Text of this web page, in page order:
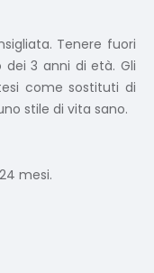
Tenere fuori
3 anni di età. Gli
come sostituti di
stile di vita sano.
mesi.